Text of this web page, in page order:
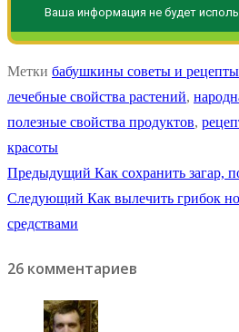
Ваша информация не будет
Метки бабушкины советы и рецепты
лечебные свойства растений,
полезные свойства продуктов,
красоты
Навигация
по
Предыдущий Предыдущая
запись:
Как сохранить загар,
Следующий Следующая
Как вылечить грибок
средствами
26 комментариев